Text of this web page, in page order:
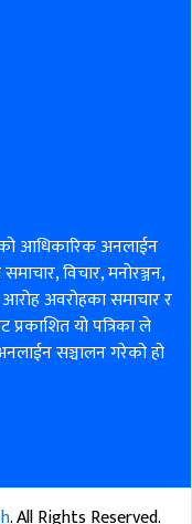
आधिकारिक अनलाईन
विचार, मनोरञ्जन,
आरोह अवरोहका समाचार र
यो पत्रिका ले
सञ्चालन गरेको हो
. All Rights Reserved.